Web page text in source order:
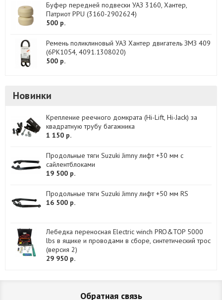
Буфер передней подвески УАЗ 3160, Хантер,
Патриот PPU (3160-2902624)
500 р.
Ремень поликлиновый УАЗ Хантер двигатель ЗМЗ 409
(6PK1054, 4091.1308020)
500 р.
Новинки
Крепление реечного домкрата (Hi-Lift, Hi-Jack) за
квадратную трубу багажника
1 150 р.
Продольные тяги Suzuki Jimny лифт +30 мм с
сайлентблоками
19 500 р.
Продольные тяги Suzuki Jimny лифт +50 мм RS
16 500 р.
Лебедка переносная Electric winch PRO&TOP 5000
lbs в ящике и проводами в сборе, синтетический трос
(версия 2)
29 950 р.
Обратная связь